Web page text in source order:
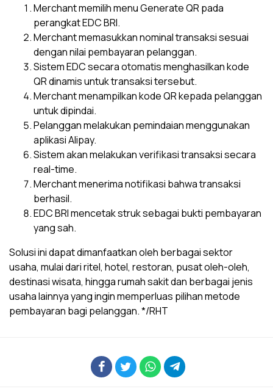
Merchant memilih menu Generate QR pada
perangkat EDC BRI.
Merchant memasukkan nominal transaksi sesuai
dengan nilai pembayaran pelanggan.
Sistem EDC secara otomatis menghasilkan kode
QR dinamis untuk transaksi tersebut.
Merchant menampilkan kode QR kepada pelanggan
untuk dipindai.
Pelanggan melakukan pemindaian menggunakan
aplikasi Alipay.
Sistem akan melakukan verifikasi transaksi secara
real-time.
Merchant menerima notifikasi bahwa transaksi
berhasil.
EDC BRI mencetak struk sebagai bukti pembayaran
yang sah.
Solusi ini dapat dimanfaatkan oleh berbagai sektor
usaha, mulai dari ritel, hotel, restoran, pusat oleh-oleh,
destinasi wisata, hingga rumah sakit dan berbagai jenis
usaha lainnya yang ingin memperluas pilihan metode
pembayaran bagi pelanggan. */RHT